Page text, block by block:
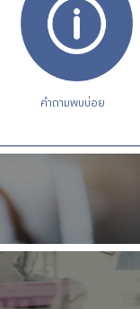
คำถามพบบ่อย